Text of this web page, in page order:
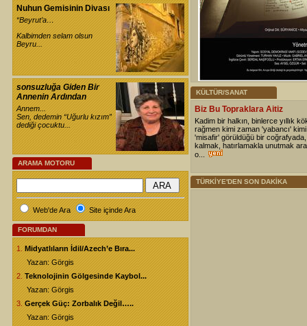
Nuhun Gemisinin Divası
“Beyrut’a…
Kalbimden selam olsun
Beyru...
sonsuzluğa Giden Bir
Annenin Ardından
Annem...
Sen, dedemin “Uğurlu kızım”
dediği çocuktu...
ARAMA MOTORU
Web'de Ara Site içinde Ara
FORUMDAN
1.
Midyatlıların İdil/Azech’e Bıra...
Yazan: Görgis
2. Teknolojinin Gölgesinde Kaybol...
Yazan: Görgis
3. Gerçek Güç: Zorbalık Değil…..
Yazan: Görgis
KÜLTÜR/SANAT
Biz Bu Topraklara Aitiz
Kadim bir halkın, binlerce yıllık
rağmen kimi zaman 'yabancı'
'misafir' görüldüğü bir
kalmak, hatırlamakla unutmak
o...
TÜRKİYE'DEN SON DAKİKA